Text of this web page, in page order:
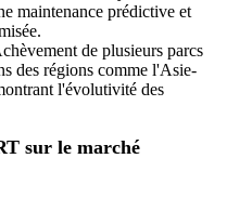
maintenance prédictive et
de plusieurs parcs
des régions comme l'Asie-
l'évolutivité des
sur le marché